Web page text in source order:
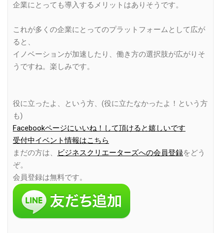
企業にとっても導入するメリットはありそうです。
これが多くの企業にとってのプラットフォームとして広が
ると、
イノベーションが加速したり、働き方の選択肢が広がりそ
うですね。楽しみです。
役に立ったよ、という方、(役に立たなかったよ！という方
も)
Facebookページにいいね！して頂けると嬉しいです
受付中イベント情報はこちら
まだの方は、
ビジネスクリエーターズへの会員登録をどう
ぞ。
会員登録は無料です。